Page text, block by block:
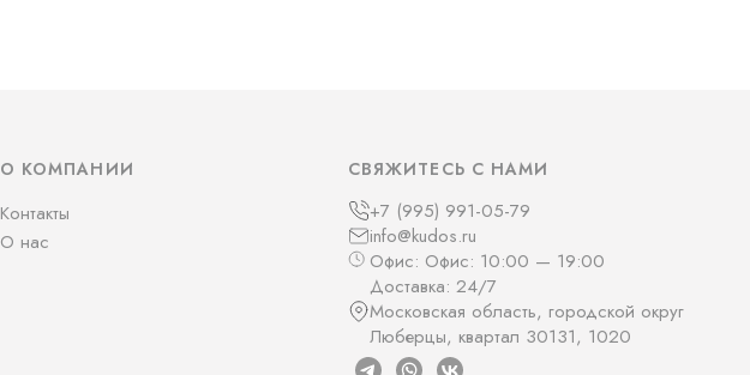
О КОМПАНИИ
Контакты
О нас
СВЯЖИТЕСЬ С НАМИ
+7 (995) 991-05-79
info@kudos.ru
Офис: Офис: 10:00 — 19:00
Доставка: 24/7
Московская область, городской округ
Люберцы, квартал 30131, 1020